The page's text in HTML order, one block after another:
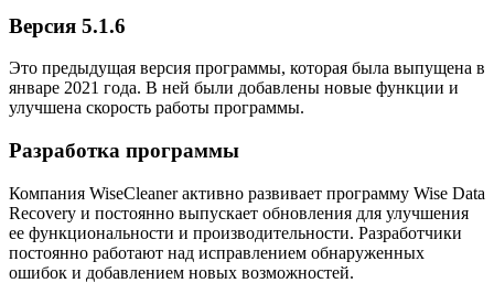
Версия 5.1.6
Это предыдущая версия программы, которая была выпущена в
январе 2021 года. В ней были добавлены новые функции и
улучшена скорость работы программы.
Разработка программы
Компания WiseCleaner активно развивает программу Wise Data
Recovery и постоянно выпускает обновления для улучшения
ее функциональности и производительности. Разработчики
постоянно работают над исправлением обнаруженных
ошибок и добавлением новых возможностей.